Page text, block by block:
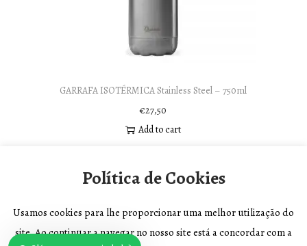
GARRAFA ISOTÉRMICA Stainless Steel – 750ml
€27,50
Add to cart
Política de Cookies
Usamos cookies para lhe proporcionar uma melhor utilização do
site. Ao continuar a navegar no nosso site está a concordar com a